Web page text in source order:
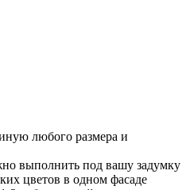
любого размера и
выполнить под вашу задумку
цветов в одном фасаде